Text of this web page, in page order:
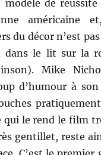
de réussite
américaine
du décor n’est
dans le lit sur la
Mike
d’humour à
qui le rend le film
gentillet, reste